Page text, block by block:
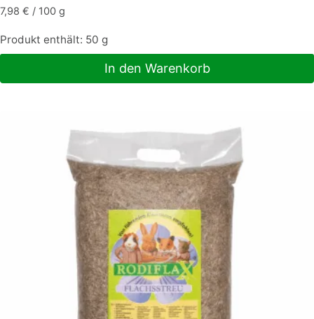
7,98 € / 100 g
Produkt enthält: 50 g
In den Warenkorb